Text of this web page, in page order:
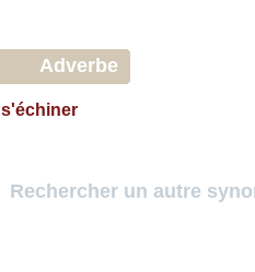
Adverbe
s'échiner
Rechercher un autre